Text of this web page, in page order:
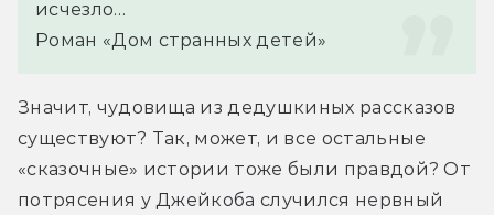
исчезло…
Роман «Дом странных детей»
Значит, чудовища из дедушкиных рассказов
существуют? Так, может, и все остальные
«сказочные» истории тоже были правдой? От
потрясения у Джейкоба случился нервный